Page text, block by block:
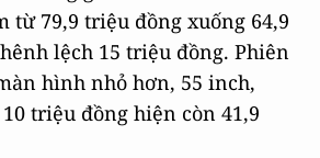
từ 79,9 triệu đồng xuống 64,9
lệch 15 triệu đồng. Phiên
hình nhỏ hơn, 55 inch,
triệu đồng hiện còn 41,9